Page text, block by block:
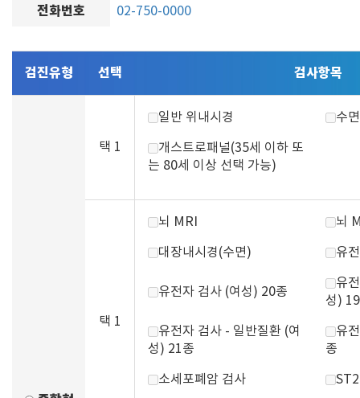
전화번호 02-750-0000
검진유형 선택 검사항목
택 1
일반 위내시경 수
개스트로패널(35세 이하 또
는 80세 이상 선택 가능)
택 1
뇌 MRI 뇌
대장내시경(수면) 유
유전자 검사 (여성) 20종
유
성)
유전자 검사 - 일반질환 (여
성) 21종
유
종
소세포폐암 검사